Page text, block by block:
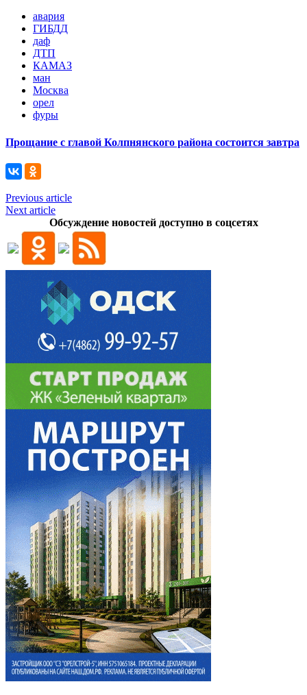
авария
ГИБДД
даф
ДТП
КАМАЗ
ман
Москва
орел
фуры
Прощание с главой Колпнянского района состоится завтра
Previous article
Next article
Обсуждение новостей доступно в соцсетях